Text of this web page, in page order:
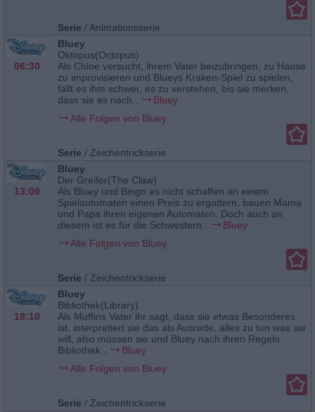
Serie /Animationsserie
06:30
Bluey
Oktopus(Octopus)
Als Chloe versucht, ihrem Vater beizubringen, zu Hause
zu improvisieren und Blueys Kraken-Spiel zu spielen,
fällt es ihm schwer, es zu verstehen, bis sie merken,
dass sie es nach...
Bluey
Alle Folgen von Bluey
Serie / Zeichentrickserie
13:00
Bluey
Der Greifer(The Claw)
Als Bluey und Bingo es nicht schaffen an einem
Spielautomaten einen Preis zu ergattern, bauen Mama
und Papa ihren eigenen Automaten. Doch auch an
diesem ist es für die Schwestern...
Bluey
Alle Folgen von Bluey
Serie / Zeichentrickserie
18:10
Bluey
Bibliothek(Library)
Als Muffins Vater ihr sagt, dass sie etwas Besonderes
ist, interpretiert sie das als Ausrede, alles zu tun was sie
will, also müssen sie und Bluey nach ihren Regeln
Bibliothek...
Bluey
Alle Folgen von Bluey
Serie / Zeichentrickserie